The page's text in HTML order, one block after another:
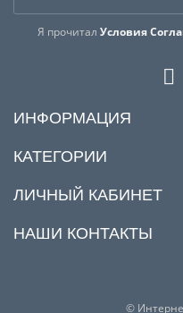
Я прочитал Условия
ИНФОРМАЦИЯ
КАТЕГОРИИ
ЛИЧНЫЙ КАБИНЕТ
НАШИ КОНТАКТЫ
©